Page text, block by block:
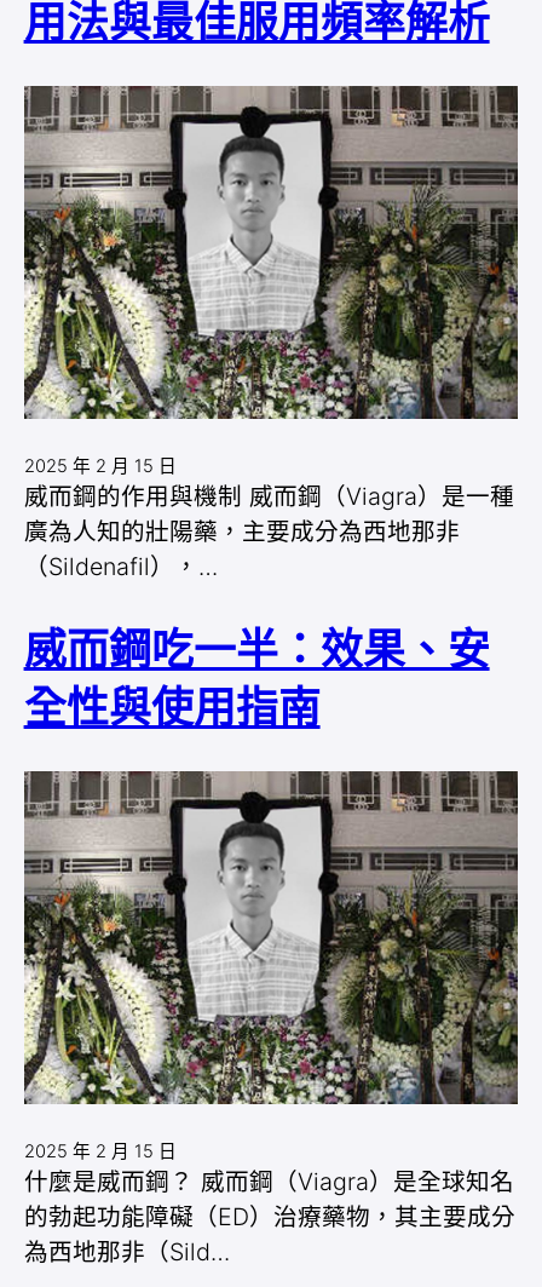
用法與最佳服用頻率解析
2025 年 2 月 15 日
威而鋼的作用與機制 威而鋼（Viagra）是一種
廣為人知的壯陽藥，主要成分為西地那非
（Sildenafil），…
威而鋼吃一半：效果、安
全性與使用指南
2025 年 2 月 15 日
什麼是威而鋼？ 威而鋼（Viagra）是全球知名
的勃起功能障礙（ED）治療藥物，其主要成分
為西地那非（Sild…